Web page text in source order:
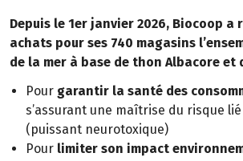
Depuis le 1er janvier 2026, Biocoop a
achats pour ses 740 magasins
de la mer à base de thon Albacore et
Pour garantir la santé des
s’assurant une maîtrise du risque
(puissant neurotoxique)
Pour limiter son impact